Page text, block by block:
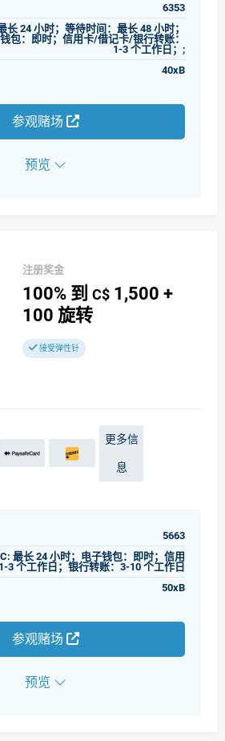
6353
长 24 小时；等待时间：最长 48 小时；
包：即时；信用卡/借记卡/银行转账：
1-3 个工作日；;
40xB
参观赌场
预览
注册奖金
100% 到 C$ 1,500 +
100 旋转
接受弹性针
更多信
息
5663
最长 24 小时；电子钱包：即时；信用
3 个工作日；银行转账：3-10 个工作日
50xB
参观赌场
预览